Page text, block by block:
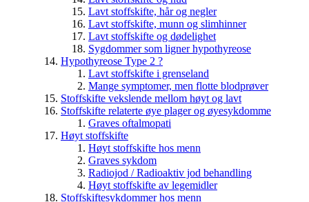
Lavt stoffskifte, hår og negler
Lavt stoffskifte, munn og slimhinner
Lavt stoffskifte og dødelighet
Sygdommer som ligner hypothyreose
Hypothyreose Type 2 ?
Lavt stoffskifte i grenseland
Mange symptomer, men flotte blodprøver
Stoffskifte vekslende mellom høyt og lavt
Stoffskifte relaterte øye plager og øyesykdomme
Graves oftalmopati
Høyt stoffskifte
Høyt stoffskifte hos menn
Graves sykdom
Radiojod / Radioaktiv jod behandling
Høyt stoffskifte av legemidler
Stoffskiftesykdommer hos menn